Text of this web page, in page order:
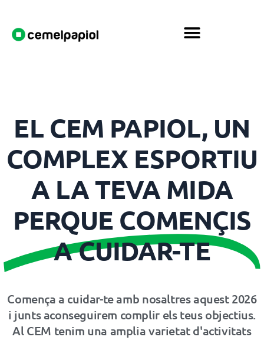
EL CEM PAPIOL, UN
COMPLEX ESPORTIU
A LA TEVA MIDA
PERQUE COMENÇIS
A CUIDAR-TE
Comença a cuidar-te amb nosaltres aquest 2026
i junts aconseguirem complir els teus objectius.
Al CEM tenim una amplia varietat d'activitats